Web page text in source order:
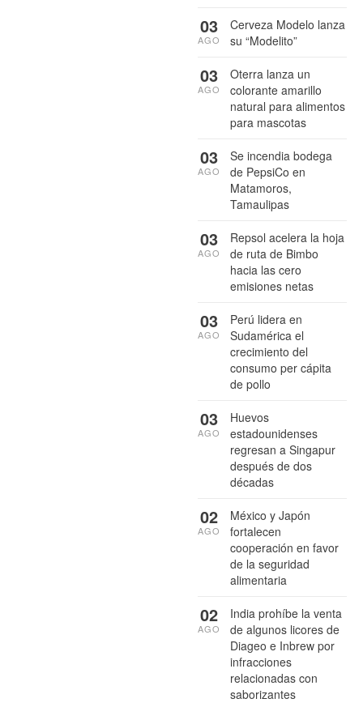
Cerveza Modelo lanza
su “Modelito”
03
AGO
Oterra lanza un
colorante amarillo
natural para alimentos
para mascotas
03
AGO
Se incendia bodega
de PepsiCo en
Matamoros,
Tamaulipas
03
AGO
Repsol acelera la hoja
de ruta de Bimbo
hacia las cero
emisiones netas
03
AGO
Perú lidera en
Sudamérica el
crecimiento del
consumo per cápita
de pollo
03
AGO
Huevos
estadounidenses
regresan a Singapur
después de dos
décadas
03
AGO
México y Japón
fortalecen
cooperación en favor
de la seguridad
alimentaria
02
AGO
India prohíbe la venta
de algunos licores de
Diageo e Inbrew por
infracciones
relacionadas con
saborizantes
02
AGO